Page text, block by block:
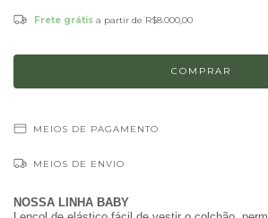
Frete grátis a partir de R$8.000,00
MEIOS DE PAGAMENTO
MEIOS DE ENVIO
NOSSA LINHA BABY